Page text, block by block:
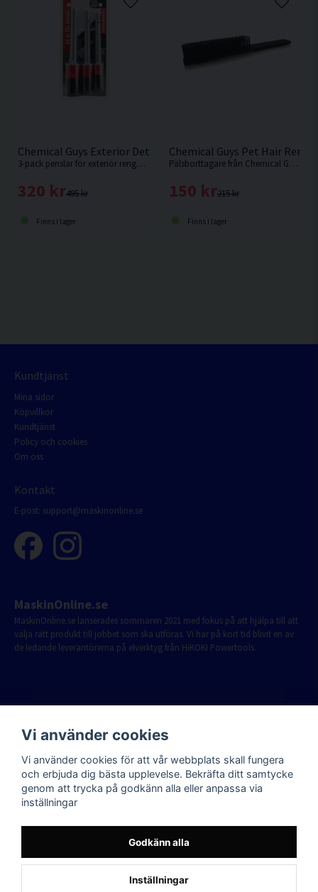
Chemical Guys Exterior Detailing Brushes 3-pack
3-pack penslar för exteriör rengöring från Chemical Guys
495 kr
320 kr
Finns i lager
Chemical Guys Pet Hair
Pälsborttagare från Chemical Guys tillverkad av gummi.
215 kr
150 kr
Finns i lager
Kundtjänst
Mina sidor
Köpvillkor
Kundtjänst
Policy och cookies
Om oss
Kontakt
E-post: support@maskinonline.se
MaskinOnline.se
MaskinOnline.se lanserades sommaren 2021 med fokus på att hjälpa till att
välja rätt produkt till jobbet som ska utföras. Vi har på kort tid blivit en av
de ledande leverantörerna på elverktyg från HiKOKI Powertools.
Powered by Nyehandel AB
Vi använder cookies
Vi använder cookies för att vår webbplats skall fungera
och erbjuda dig bästa upplevelse. Bekräfta ditt samtycke
genom att trycka på godkänn alla eller anpassa via
inställningar
Godkänn alla
Inställningar